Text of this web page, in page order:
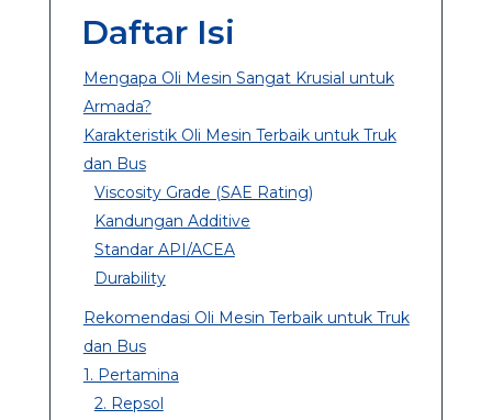
Daftar Isi
Mengapa Oli Mesin Sangat Krusial untuk
Armada?
Karakteristik Oli Mesin Terbaik untuk Truk
dan Bus
Viscosity Grade (SAE Rating)
Kandungan Additive
Standar API/ACEA
Durability
Rekomendasi Oli Mesin Terbaik untuk Truk
dan Bus
1. Pertamina
2. Repsol